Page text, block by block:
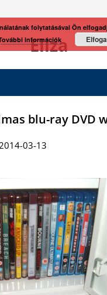
Eliza
blu-ray DVD
03-13
folytatásával Ön
információk